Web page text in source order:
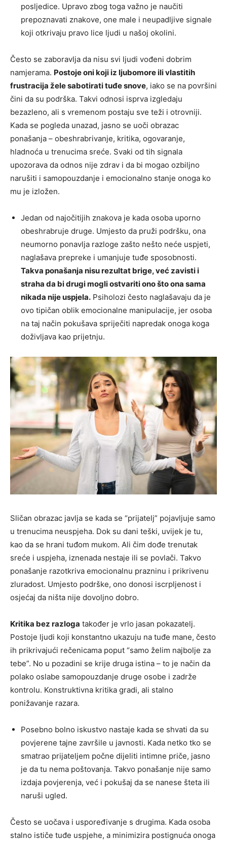
posljedice. Upravo zbog toga važno je naučiti
prepoznavati znakove, one male i neupadljive signale
koji otkrivaju pravo lice ljudi u našoj okolini.
Često se zaboravlja da nisu svi ljudi vođeni dobrim
namjerama. Postoje oni koji iz ljubomore ili vlastitih
frustracija žele sabotirati tuđe snove, iako se na površini
čini da su podrška. Takvi odnosi isprva izgledaju
bezazleno, ali s vremenom postaju sve teži i otrovniji.
Kada se pogleda unazad, jasno se uoči obrazac
ponašanja – obeshrabrivanje, kritika, ogovaranje,
hladnoća u trenucima sreće. Svaki od tih signala
upozorava da odnos nije zdrav i da bi mogao ozbiljno
narušiti i samopouzdanje i emocionalno stanje onoga ko
mu je izložen.
Jedan od najočitijih znakova je kada osoba uporno
obeshrabruje druge. Umjesto da pruži podršku, ona
neumorno ponavlja razloge zašto nešto neće uspjeti,
naglašava prepreke i umanjuje tuđe sposobnosti.
Takva ponašanja nisu rezultat brige, već zavisti i
straha da bi drugi mogli ostvariti ono što ona sama
nikada nije uspjela. Psiholozi često naglašavaju da je
ovo tipičan oblik emocionalne manipulacije, jer osoba
na taj način pokušava spriječiti napredak onoga koga
doživljava kao prijetnju.
Sličan obrazac javlja se kada se “prijatelj” pojavljuje samo
u trenucima neuspjeha. Dok su dani teški, uvijek je tu,
kao da se hrani tuđom mukom. Ali čim dođe trenutak
sreće i uspjeha, iznenada nestaje ili se povlači. Takvo
ponašanje razotkriva emocionalnu prazninu i prikrivenu
zluradost. Umjesto podrške, ono donosi iscrpljenost i
osjećaj da ništa nije dovoljno dobro.
Kritika bez razloga također je vrlo jasan pokazatelj.
Postoje ljudi koji konstantno ukazuju na tuđe mane, često
ih prikrivajući rečenicama poput “samo želim najbolje za
tebe”. No u pozadini se krije druga istina – to je način da
polako oslabe samopouzdanje druge osobe i zadrže
kontrolu. Konstruktivna kritika gradi, ali stalno
ponižavanje razara.
Posebno bolno iskustvo nastaje kada se shvati da su
povjerene tajne završile u javnosti. Kada netko tko se
smatrao prijateljem počne dijeliti intimne priče, jasno
je da tu nema poštovanja. Takvo ponašanje nije samo
izdaja povjerenja, već i pokušaj da se nanese šteta ili
naruši ugled.
Često se uočava i uspoređivanje s drugima. Kada osoba
stalno ističe tuđe uspjehe, a minimizira postignuća onoga